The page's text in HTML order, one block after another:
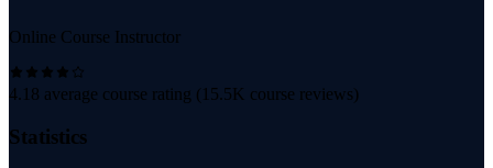
Online Course Instructor
4.18 average course rating ( 15.5K course reviews)
Statistics